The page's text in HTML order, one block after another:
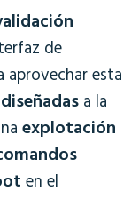
de
esta
a la
explotación
en el